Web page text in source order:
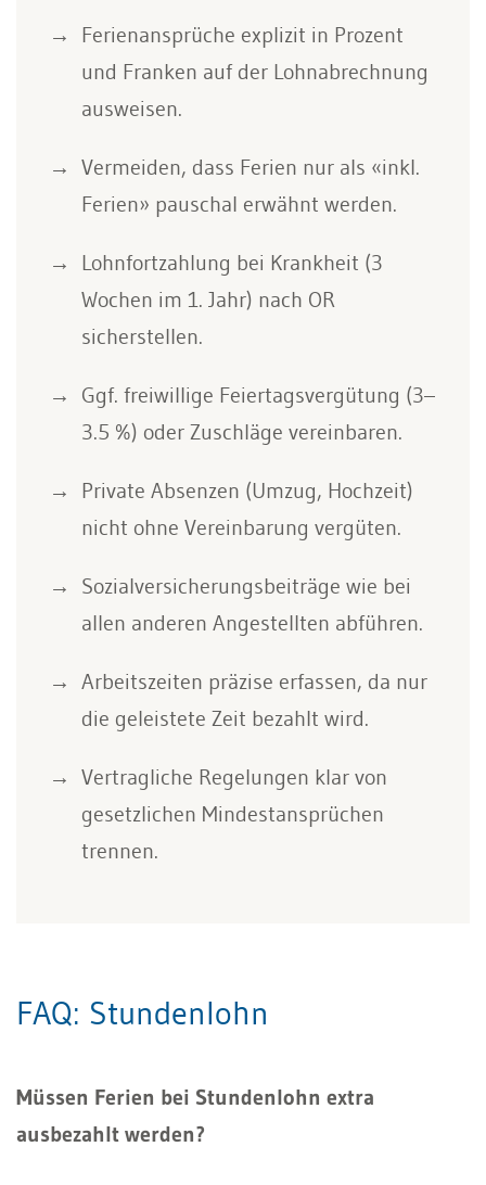
Ferienansprüche explizit in Prozent
und Franken auf der Lohnabrechnung
ausweisen.
Vermeiden, dass Ferien nur als «inkl.
Ferien» pauschal erwähnt werden.
Lohnfortzahlung bei Krankheit (3
Wochen im 1. Jahr) nach OR
sicherstellen.
Ggf. freiwillige Feiertagsvergütung (3–
3.5 %) oder Zuschläge vereinbaren.
Private Absenzen (Umzug, Hochzeit)
nicht ohne Vereinbarung vergüten.
Sozialversicherungsbeiträge wie bei
allen anderen Angestellten abführen.
Arbeitszeiten präzise erfassen, da nur
die geleistete Zeit bezahlt wird.
Vertragliche Regelungen klar von
gesetzlichen Mindestansprüchen
trennen.
FAQ: Stundenlohn
Müssen Ferien bei Stundenlohn extra
ausbezahlt werden?